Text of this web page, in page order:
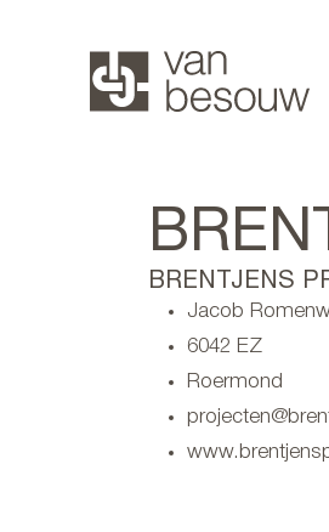
BRENTJENS
Jacob
6042 EZ
Roermond